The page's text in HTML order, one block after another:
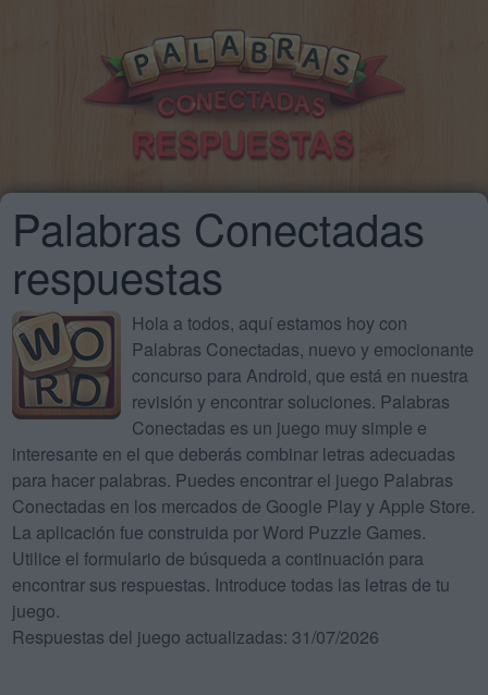
Palabras Conectadas
respuestas
Hola a todos, aquí estamos hoy con
Palabras Conectadas, nuevo y emocionante
concurso para Android, que está en nuestra
revisión y encontrar soluciones. Palabras
Conectadas es un juego muy simple e
interesante en el que deberás combinar letras adecuadas
para hacer palabras. Puedes encontrar el juego Palabras
Conectadas en los mercados de Google Play y Apple Store.
La aplicación fue construida por Word Puzzle Games.
Utilice el formulario de búsqueda a continuación para
encontrar sus respuestas. Introduce todas las letras de tu
juego.
Respuestas del juego actualizadas: 31/07/2026